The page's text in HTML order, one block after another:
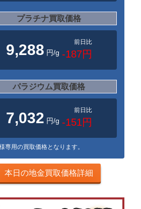
プラチナ買取価格
9,288 円/g
前日比
-187円
パラジウム買取価格
7,032 円/g
前日比
-151円
専用の買取価格となります。
本日の地金買取価格詳細